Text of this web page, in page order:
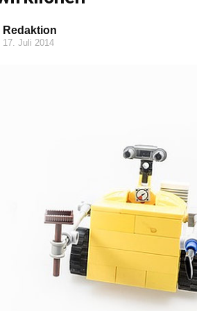
Redaktion
17. Juli 2014